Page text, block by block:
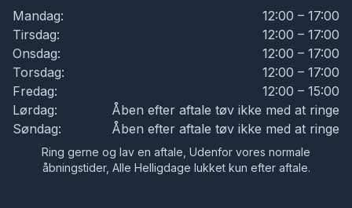
Navigation
Parkeringssensor bagved
Parkeringssensor foran
Mandag:
12:00 – 17:00
Tirsdag:
12:00 – 17:00
Onsdag:
12:00 – 17:00
Torsdag:
12:00 – 17:00
Fredag:
12:00 – 15:00
Lørdag:
Åben efter aftale tøv ikke med at ringe
Søndag:
Åben efter aftale tøv ikke med at ringe
Ring gerne og lav en aftale, Udenfor vores normale
åbningstider, Alle Helligdage lukket kun efter aftale.